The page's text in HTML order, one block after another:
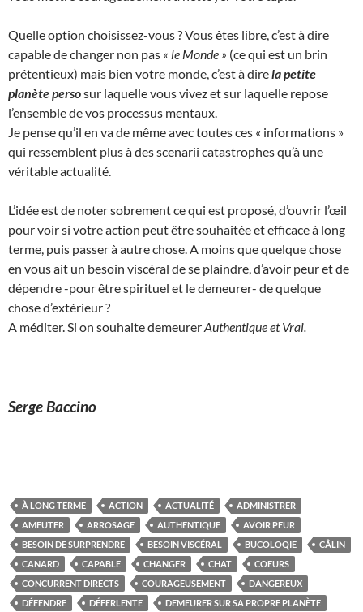
Quelle option choisissez-vous ? Vous êtes libre, c’est à dire
capable de changer non pas « le Monde » (ce qui est un brin
prétentieux) mais bien votre monde, c’est à direla petite
planète persosur laquelle vous vivez et sur laquelle repose
l’ensemble de vos processus mentaux.
Je pense qu’il en va de même avec toutes ces « informations »
qui ressemblent plus à des scenarii catastrophes qu’à une
véritable actualité.
L’idée est de noter sobrement ce qui est proposé, d’ouvrir l’œil
pour voir si votre action peut être souhaitée et efficace à long
terme, puis passer à autre chose. A moins que quelque chose
en vous ait un besoin viscéral de se plaindre, d’avoir peur et de
dépendre -pour être spirituel et le demeurer- de quelque
chose d’extérieur ?
A méditer. Si on souhaite demeurerAuthentique et Vrai.
Serge Baccino
À LONG TERME ACTION ACTUALITÉ
ADMINISTRER
AMEUTER
ARROSAGE AUTHENTIQUE
AVOIR PEUR
BESOIN DE SURPRENDRE
BESOIN VISCÉRAL BUCOLOQIE
CÂLIN
CANARD
CAPABLE CHANGER CHAT
COEURS
CONCURRENT DIRECTS
COURAGEUSEMENT
DANGEREUX
DÉFENDRE
DÉFERLENTE DEMEURER SUR SA PROPRE PLANÈTE